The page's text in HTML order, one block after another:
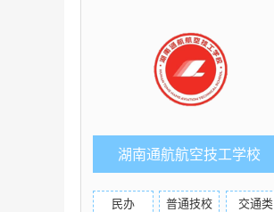
湖南通航航空技工学校
民办 普通技校 交通类